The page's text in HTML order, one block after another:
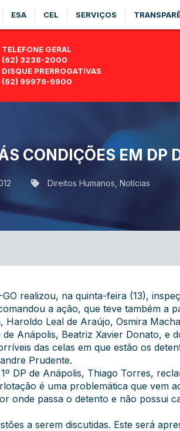
ESA CEL SERVIÇOS
TELEFONE GERAL
(62) 3238-2000
DISQUE PRERROGATIVAS
(62) 99976-9900
CONDIÇÕES EM DP
Direitos Humanos Notícias
realizou, na quinta-feira (13),
a ação, que teve também a
Leal de Araújo, Osmira
Anápolis, Beatriz Xavier Donato, e
das celas em que estão os
Prudente.
DP de Anápolis, Thiago Torres,
é uma problemática que vem
onde passa o detento e não possui
a serem discutidas. Este será